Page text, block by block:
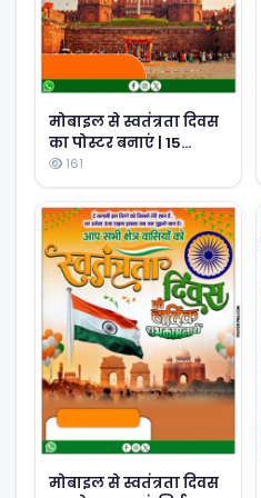
मोबाइल से स्वतंत्रता दिवस
का पोस्टर बनाएं | 15
August Poster Design
png background
image download
161
मोबाइल से स्वतंत्रता दिवस